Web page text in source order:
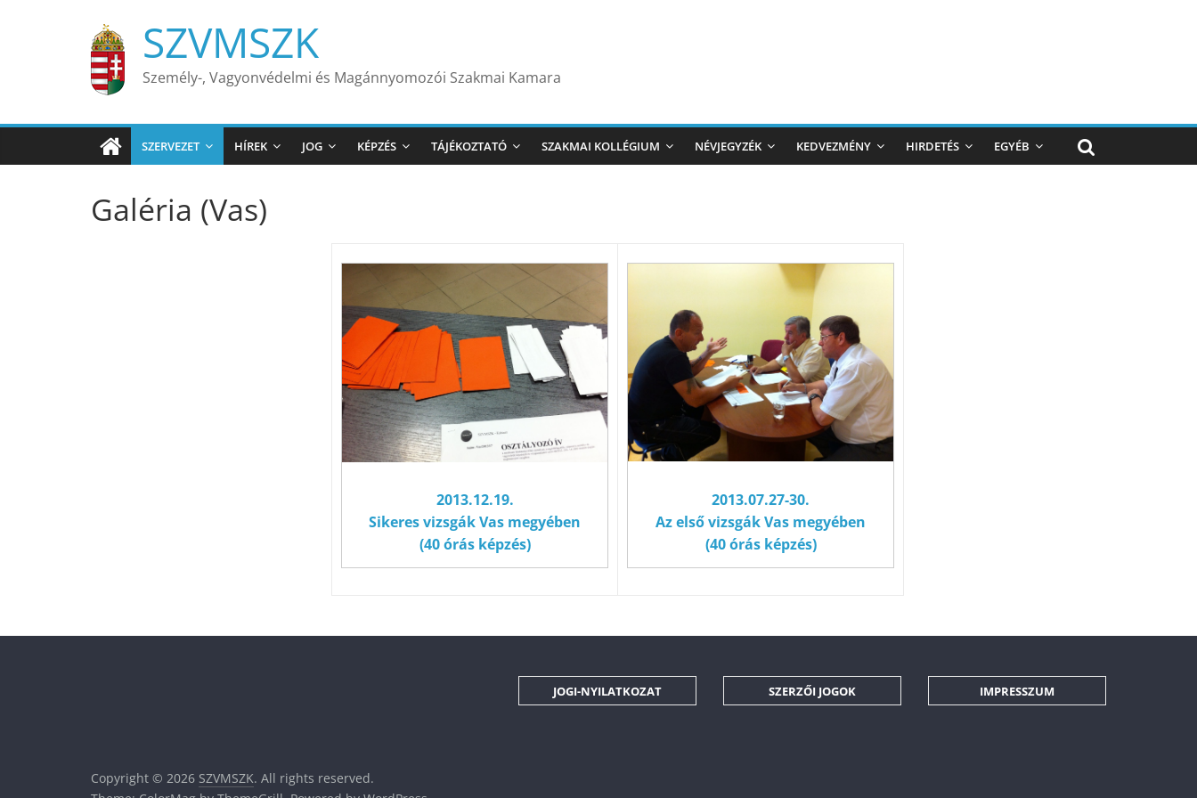
SZVMSZK
Személy-, Vagyonvédelmi és Magánnyomozói Szakmai Kamara
SZERVEZET HÍREK JOG KÉPZÉS TÁJÉKOZTATÓ SZAKMAI KOLLÉGIUM NÉVJEGYZÉK KEDVEZMÉNY HIRDETÉS EGYÉB
Galéria (Vas)
2013.12.19.
Sikeres vizsgák Vas megyében
(40 órás képzés)
2013.07.27-30.
Az első vizsgák Vas megyében
(40 órás képzés)
JOGI-NYILATKOZAT SZERZŐI JOGOK IMPRESSZUM
Copyright © 2026 SZVMSZK. All rights reserved.